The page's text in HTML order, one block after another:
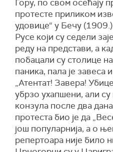
Гору, по свом осећају
протесте приликом
удовице“ у Бечу
Русе који су седели
реду на представи, а
побацали су столице
паника, пала је завеса
„Атентат! Завера!
убрзо ухапшени, али су
конзула после два
протеста био је да
још популарнија, а о
репертоара није било